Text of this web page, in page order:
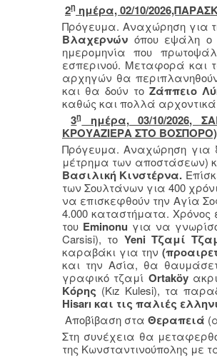
2η ημέρα, 02/10/
Πρόγευμα. Αναχώρηση για
Βλαχερνών όπου εψάλη ο
ημερομηνία που
εσπερινού. Μεταφορά και
αρχηγών θα
και θα δούν τοΖάππειο
καθώς και πολλά αρχοντικά
3η
ημέρα, 03/10/2026,
ΚΡΟΥΑΖΙΕΡΑ ΣΤΟ ΒΟΣΠΟΡΟ)
Πρόγευμα. Αναχώρηση για
μέτρημα των αποστάσεων)
Βασιλική Κινστέρνα.
των Σουλτάνων για 400
να επισκεφθούν την Αγία
4.000 καταστήματα. Χρόνος
του Eminonu για να
Carsisi), το Yeni Τζαμί
καραβάκι για την
και την Ασία, θα
γραφικό τζαμί Ortaköy
Κόρης (Kız Kulesi), τα
Hisarı και τις παλιές
Αποβίβαση στα Θεραπειά
Στη συνέχεια θα
της Κωνσταντινούπολης με